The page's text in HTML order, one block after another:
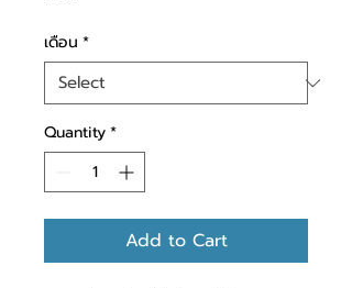
เดือน *
Quantity*
Add to Cart